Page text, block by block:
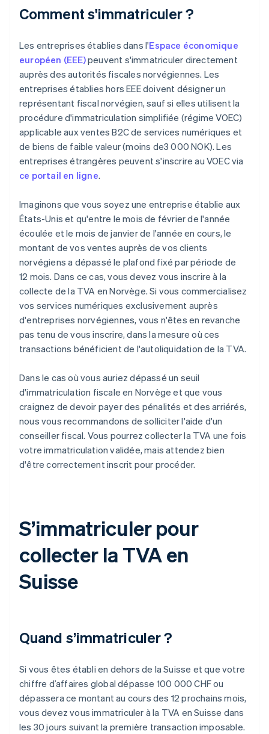
Comment s'immatriculer ?
Les entreprises établies dans l'Espace économique
européen (EEE)peuvent s'immatriculer directement
auprès des autorités fiscales norvégiennes. Les
entreprises établies hors EEE doivent désigner un
représentant fiscal norvégien, sauf si elles utilisent la
procédure d'immatriculation simplifiée (régime VOEC)
applicable aux ventes B2C de services numériques et
de biens de faible valeur (moins de3 000 NOK). Les
entreprises étrangères peuvent s'inscrire au VOEC via
ce portail en ligne.
Imaginons que vous soyez une entreprise établie aux
États-Unis et qu'entre le mois de février de l'année
écoulée et le mois de janvier de l'année en cours, le
montant de vos ventes auprès de vos clients
norvégiens a dépassé le plafond fixé par période de
12 mois. Dans ce cas, vous devez vous inscrire à la
collecte de la TVA en Norvège. Si vous commercialisez
vos services numériques exclusivement auprès
d'entreprises norvégiennes, vous n'êtes en revanche
pas tenu de vous inscrire, dans la mesure où ces
transactions bénéficient de l'autoliquidation de la TVA.
Dans le cas où vous auriez dépassé un seuil
d'immatriculation fiscale en Norvège et que vous
craignez de devoir payer des pénalités et des arriérés,
nous vous recommandons de solliciter l'aide d'un
conseiller fiscal. Vous pourrez collecter la TVA une fois
votre immatriculation validée, mais attendez bien
d'être correctement inscrit pour procéder.
S’immatriculer pour
collecter la TVA en
Suisse
Quand s’immatriculer ?
Si vous êtes établi en dehors de la Suisse et que votre
chiffre d’affaires global dépasse 100 000 CHF ou
dépassera ce montant au cours des 12 prochains mois,
vous devez vous immatriculer à la TVA en Suisse dans
les 30 jours suivant la première transaction imposable.